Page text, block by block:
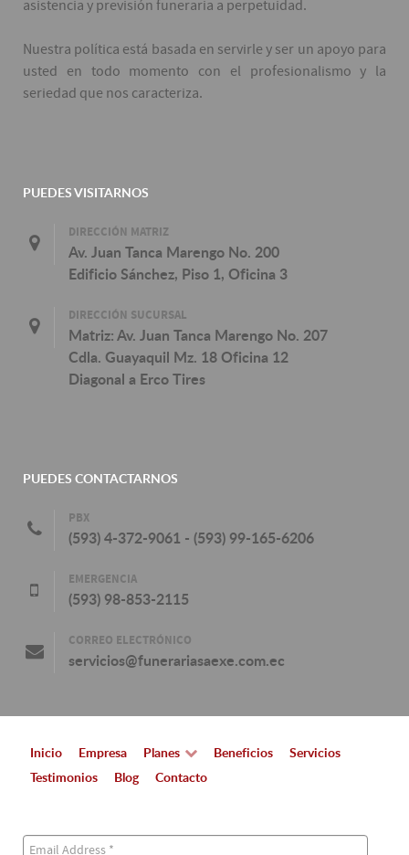
asistencia y previsión funeraria a perpetuidad.
Nuestra política está basada en servirle y ser un apoyo para
usted en todo momento con el profesionalismo y la
seriedad que nos caracteriza.
PUEDES VISITARNOS
DIRECCIÓN MATRIZ
Av. Juan Tanca Marengo No. 200
Edificio Sánchez, Piso 1, Oficina 3
DIRECCIÓN SUCURSAL
Matriz: Av. Juan Tanca Marengo No. 207
Cdla. Guayaquil Mz. 18 Oficina 12
Diagonal a Erco Tires
PUEDES CONTACTARNOS
PBX
(593) 4-372-9061 - (593) 99-165-6206
EMERGENCIA
(593) 98-853-2115
CORREO ELECTRÓNICO
servicios@funerariasaexe.com.ec
Inicio Empresa Planes Beneficios
Servicios
Testimonios
Blog Contacto